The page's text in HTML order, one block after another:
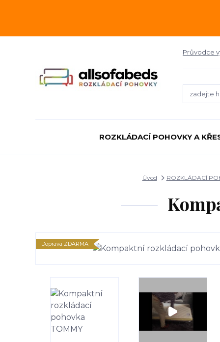
Průvodce
ROZKLÁDACÍ POHOVKY A
Úvod ROZKLÁDACÍ
Doprava ZDARMA